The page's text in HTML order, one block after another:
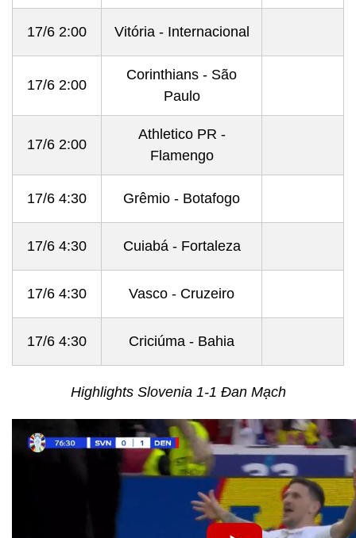
17/6 2:00 Vitória - Internacional
17/6 2:00
Corinthians - São
Paulo
17/6 2:00
Athletico PR -
Flamengo
17/6 4:30 Grêmio - Botafogo
17/6 4:30 Cuiabá - Fortaleza
17/6 4:30 Vasco - Cruzeiro
17/6 4:30 Criciúma - Bahia
Highlights Slovenia 1-1 Đan Mạch